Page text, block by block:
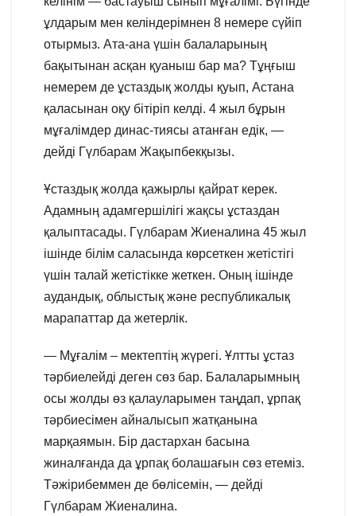
ұлдарым мен келіндерімнен 8 немере сүйіп
отырмыз. Ата-ана үшін балаларының
бақытынан асқан қуаныш бар ма? Тұңғыш
немерем де ұстаздық жолды қуып, Астана
қаласынан оқу бітіріп келді. 4 жыл бұрын
мұғалімдер динас-тиясы атанған едік, —
дейді Гүлбарам Жақыпбекқызы.
Ұстаздық жолда қажырлы қайрат керек.
Адамның адамгершілігі жақсы ұстаздан
қалыптасады. Гүлбарам Жиеналина 45 жыл
ішінде білім саласында көрсеткен жетістігі
үшін талай жетістікке жеткен. Оның ішінде
аудандық, облыстық және республикалық
марапаттар да жетерлік.
— Мұғалім – мектептің жүрегі. Ұлтты ұстаз
тәрбиелейді деген сөз бар. Балаларымның
осы жолды өз қалауларымен таңдап, ұрпақ
тәрбиесімен айналысып жатқанына
марқаямын. Бір дастархан басына
жиналғанда да ұрпақ болашағын сөз етеміз.
Тәжірибеммен де бөлісемін, — дейді
Гүлбарам Жиеналина.